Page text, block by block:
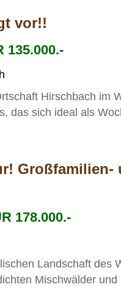
vor!!
135.000.-
Hirschbach im
das sich ideal als
Großfamilien-
178.000.-
Landschaft des
Mischwälder